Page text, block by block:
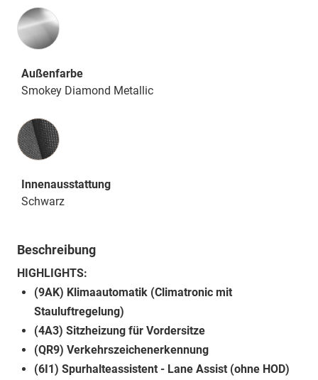
Außenfarbe
Smokey Diamond Metallic
Innenausstattung
Innenausstattung
Schwarz
Beschreibung
HIGHLIGHTS:
(9AK) Klimaautomatik (Climatronic mit
Stauluftregelung)
(4A3) Sitzheizung für Vordersitze
(QR9) Verkehrszeichenerkennung
(6I1) Spurhalteassistent - Lane Assist (ohne HOD)